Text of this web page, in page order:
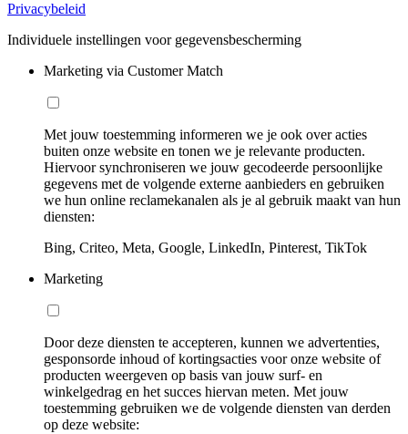
Privacybeleid
Individuele instellingen voor gegevensbescherming
Marketing via Customer Match
Met jouw toestemming informeren we je ook over acties
buiten onze website en tonen we je relevante producten.
Hiervoor synchroniseren we jouw gecodeerde persoonlijke
gegevens met de volgende externe aanbieders en gebruiken
we hun online reclamekanalen als je al gebruik maakt van hun
diensten:
Bing, Criteo, Meta, Google, LinkedIn, Pinterest, TikTok
Marketing
Door deze diensten te accepteren, kunnen we advertenties,
gesponsorde inhoud of kortingsacties voor onze website of
producten weergeven op basis van jouw surf- en
winkelgedrag en het succes hiervan meten. Met jouw
toestemming gebruiken we de volgende diensten van derden
op deze website: